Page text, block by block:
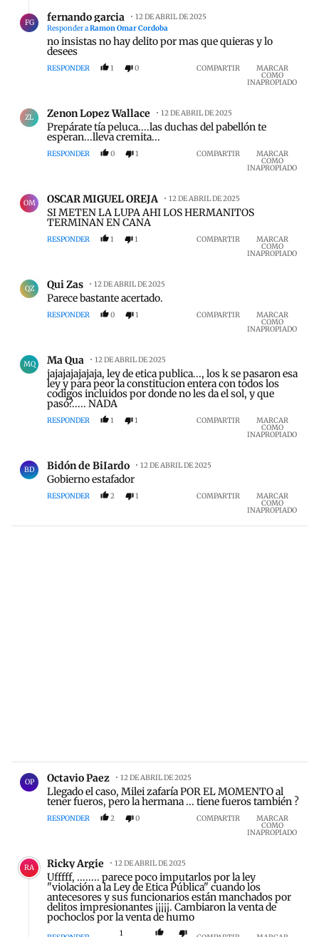
FG fernando garcia
12 DE ABRIL DE 2025
Responder aRamon Omar Cordoba
no insistas no hay delito por mas que quieras y lo
desees
RESPONDER 1 0 COMPARTIR MARCAR
COMO
INAPROPIADO
ZL Zenon Lopez Wallace 12 DE ABRIL DE 2025
Prepárate tía peluca....las duchas del pabellón te
esperan...lleva cremita...
RESPONDER 0 1 COMPARTIR MARCAR
COMO
INAPROPIADO
OM OSCAR MIGUEL OREJA 12 DE ABRIL DE 2025
SI METEN LA LUPA AHI LOS HERMANITOS
TERMINAN EN CANA
RESPONDER 1 1 COMPARTIR MARCAR
COMO
INAPROPIADO
QZ Qui Zas 12 DE ABRIL DE 2025
Parece bastante acertado.
RESPONDER 0 1 COMPARTIR MARCAR
COMO
INAPROPIADO
MQ Ma Qua 12 DE ABRIL DE 2025
jajajajajajaja, ley de etica publica..., los k se pasaron esa
ley y para peor la constitucion entera con todos los
codigos incluidos por donde no les da el sol, y que
pasó?..... NADA
RESPONDER 1 1 COMPARTIR MARCAR
COMO
INAPROPIADO
BD Bidón de BiIardo 12 DE ABRIL DE 2025
Gobierno estafador
RESPONDER 2 1 COMPARTIR MARCAR
COMO
INAPROPIADO
Comentario de Octavio Paez.
OP Octavio Paez 12 DE ABRIL DE 2025
Llegado el caso, Milei zafaría POR EL MOMENTO al
tener fueros, pero la hermana ... tiene fueros también ?
RESPONDER 2 0 COMPARTIR MARCAR
COMO
INAPROPIADO
RA Ricky Argie 12 DE ABRIL DE 2025
Ufffff, ........ parece poco imputarlos por la ley
"violación a la Ley de Etica Pública" cuando los
antecesores y sus funcionarios están manchados por
delitos impresionantes ¡¡¡¡¡. Cambiaron la venta de
pochoclos por la venta de humo
1